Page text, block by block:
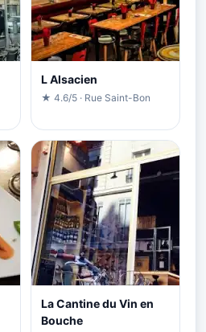
L Alsacien
★ 4.6/5 · Rue Saint-Bon
La Cantine du Vin en
Bouche